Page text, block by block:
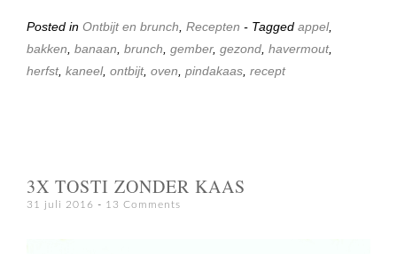
Posted in Ontbijt en brunch, Recepten - Tagged appel,
bakken, banaan, brunch, gember, gezond, havermout,
herfst, kaneel, ontbijt, oven, pindakaas, recept
3X TOSTI ZONDER KAAS
31 juli 2016 13 Comments